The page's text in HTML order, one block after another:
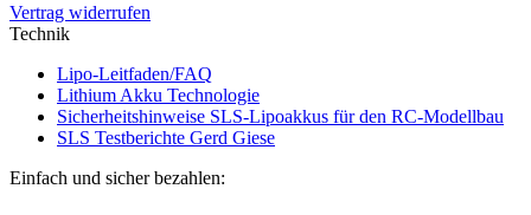
Vertrag widerrufen
Technik
Lipo-Leitfaden/FAQ
Lithium Akku Technologie
Sicherheitshinweise SLS-Lipoakkus für den RC-Modellbau
SLS Testberichte Gerd Giese
Einfach und sicher bezahlen: